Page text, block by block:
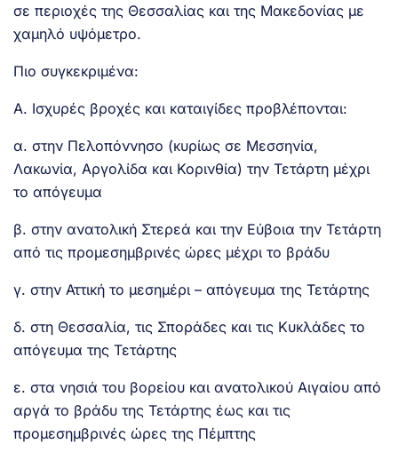
σε περιοχές της Θεσσαλίας και της Μακεδονίας με
χαμηλό υψόμετρο.
Πιο συγκεκριμένα:
Α. Ισχυρές βροχές και καταιγίδες προβλέπονται:
α. στην Πελοπόννησο (κυρίως σε Μεσσηνία,
Λακωνία, Αργολίδα και Κορινθία) την Τετάρτη μέχρι
το απόγευμα
β. στην ανατολική Στερεά και την Εύβοια την Τετάρτη
από τις προμεσημβρινές ώρες μέχρι το βράδυ
γ. στην Αττική το μεσημέρι – απόγευμα της Τετάρτης
δ. στη Θεσσαλία, τις Σποράδες και τις Κυκλάδες το
απόγευμα της Τετάρτης
ε. στα νησιά του βορείου και ανατολικού Αιγαίου από
αργά το βράδυ της Τετάρτης έως και τις
προμεσημβρινές ώρες της Πέμπτης